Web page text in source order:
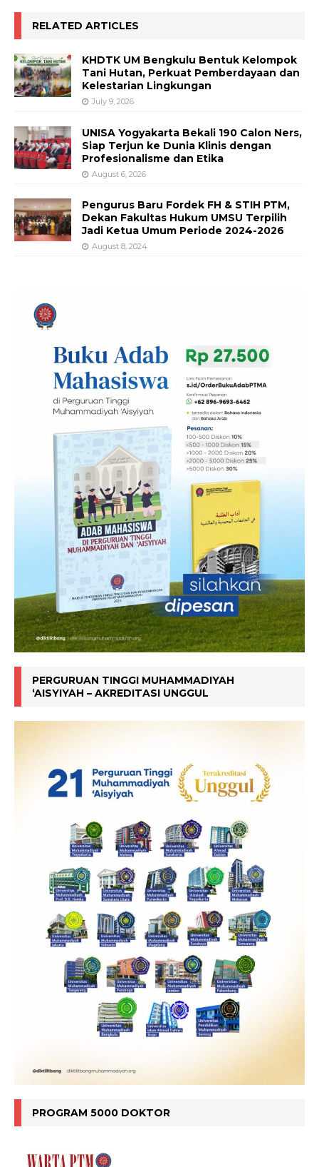
RELATED ARTICLES
KHDTK UM Bengkulu Bentuk Kelompok
Tani Hutan, Perkuat Pemberdayaan dan
Kelestarian Lingkungan
July 9, 2026
UNISA Yogyakarta Bekali 190 Calon Ners,
Siap Terjun ke Dunia Klinis dengan
Profesionalisme dan Etika
August 6, 2026
Pengurus Baru Fordek FH & STIH PTM,
Dekan Fakultas Hukum UMSU Terpilih
Jadi Ketua Umum Periode 2024-2026
August 8, 2024
PERGURUAN TINGGI MUHAMMADIYAH
‘AISYIYAH – AKREDITASI UNGGUL
PROGRAM 5000 DOKTOR